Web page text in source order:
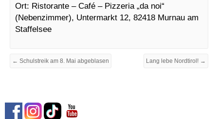
Ort: Ristorante – Café – Pizzeria „da noi“
(Nebenzimmer), Untermarkt 12, 82418 Murnau am
Staffelsee
← Schulstreik am 8. Mai abgeblasen Lang lebe Nordtirol! →